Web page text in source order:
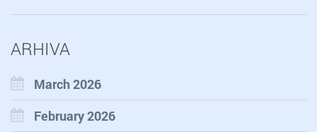
ARHIVA
March 2026
February 2026